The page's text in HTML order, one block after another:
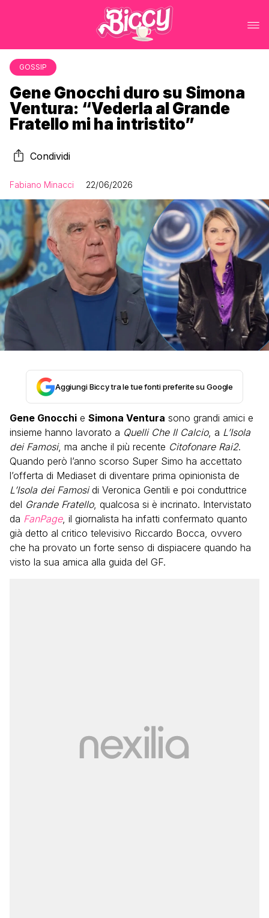
GOSSIP
Gene Gnocchi duro su Simona
Ventura: “Vederla al Grande
Fratello mi ha intristito”
Condividi
Fabiano Minacci 22/06/2026
Aggiungi Biccy tra le tue fonti preferite su Google
Gene Gnocchi e Simona Ventura sono grandi amici e
insieme hanno lavorato a Quelli Che Il Calcio, a L’Isola
dei Famosi, ma anche il più recente Citofonare Rai2.
Quando però l’anno scorso Super Simo ha accettato
l’offerta di Mediaset di diventare prima opinionista de
L’Isola dei Famosidi Veronica Gentili e poi conduttrice
del Grande Fratello, qualcosa si è incrinato. Intervistato
da FanPage, il giornalista ha infatti confermato quanto
già detto al critico televisivo Riccardo Bocca, ovvero
che ha provato un forte senso di dispiacere quando ha
visto la sua amica alla guida del GF.